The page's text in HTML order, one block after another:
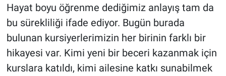
Hayat boyu öğrenme dediğimiz anlayış tam da
bu sürekliliği ifade ediyor. Bugün burada
bulunan kursiyerlerimizin her birinin farklı bir
hikayesi var. Kimi yeni bir beceri kazanmak için
kurslara katıldı, kimi ailesine katkı sunabilmek